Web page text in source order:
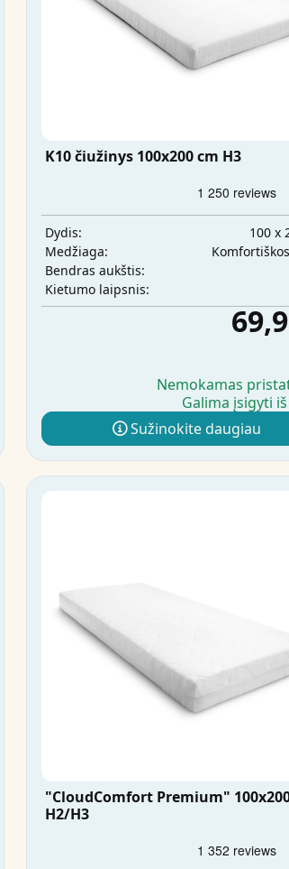
K10 čiužinys 100x200 cm H3
Dydis:
100 x
Medžiaga:
Bendras aukštis:
Kietumo laipsnis:
Nemokamas
Galima įsigyti
Sužinokite daugiau
"CloudComfort Premium"
H2/H3